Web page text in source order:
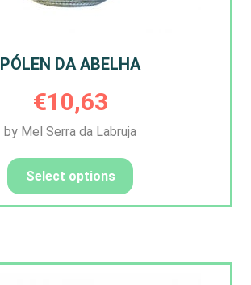
PÓLEN DA ABELHA
€10,63
by Mel Serra da Labruja
Select options